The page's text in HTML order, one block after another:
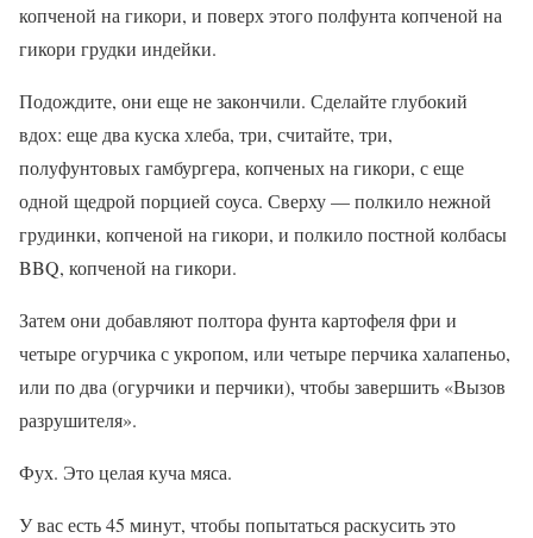
копченой на гикори, и поверх этого полфунта копченой на
гикори грудки индейки.
Подождите, они еще не закончили. Сделайте глубокий
вдох: еще два куска хлеба, три, считайте, три,
полуфунтовых гамбургера, копченых на гикори, с еще
одной щедрой порцией соуса. Сверху — полкило нежной
грудинки, копченой на гикори, и полкило постной колбасы
BBQ, копченой на гикори.
Затем они добавляют полтора фунта картофеля фри и
четыре огурчика с укропом, или четыре перчика халапеньо,
или по два (огурчики и перчики), чтобы завершить «Вызов
разрушителя».
Фух. Это целая куча мяса.
У вас есть 45 минут, чтобы попытаться раскусить это